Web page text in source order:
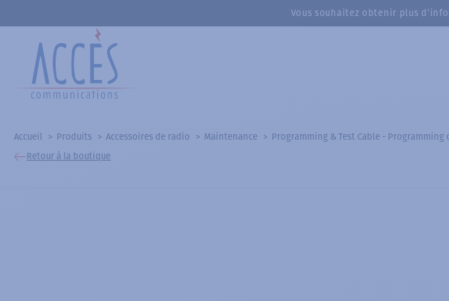
Vous souhaitez obtenir plus
Accueil Produits Accessoires de radio Maintenance
Programming & Test Cable -
Retour à la boutique